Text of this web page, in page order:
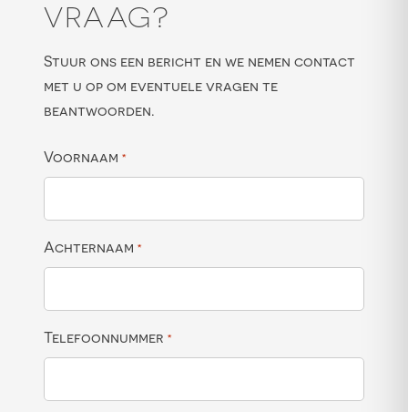
VRAAG?
Stuur ons een bericht en we nemen contact
met u op om eventuele vragen te
beantwoorden.
Voornaam *
Achternaam *
Telefoonnummer *